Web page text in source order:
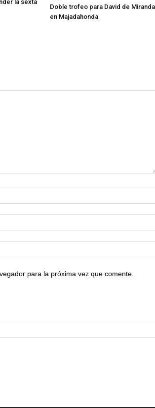
la sexta
Doble trofeo para David de Miranda
en Majadahonda
para la próxima vez que comente.